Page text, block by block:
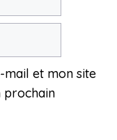
et mon site
prochain